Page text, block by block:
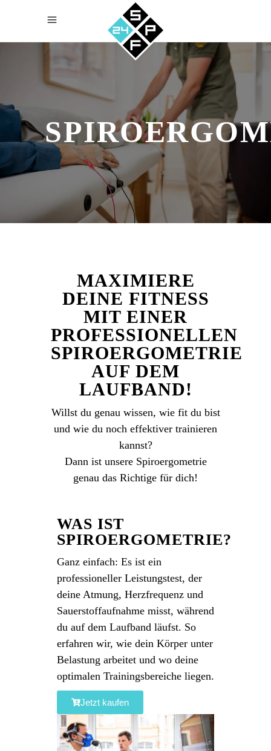
MAXIMIERE
DEINE FITNESS
MIT EINER
PROFESSIONELLEN
SPIROERGOMETRIE
AUF DEM
LAUFBAND!
Willst du genau wissen, wie fit du bist
und wie du noch effektiver trainieren
kannst?
Dann ist unsere Spiroergometrie
genau das Richtige für dich!
WAS IST
SPIROERGOMETRIE?
Ganz einfach: Es ist ein
professioneller Leistungstest, der
deine Atmung, Herzfrequenz und
Sauerstoffaufnahme misst, während
du auf dem Laufband läufst. So
erfahren wir, wie dein Körper unter
Belastung arbeitet und wo deine
optimalen Trainingsbereiche liegen.
Jetzt kaufen